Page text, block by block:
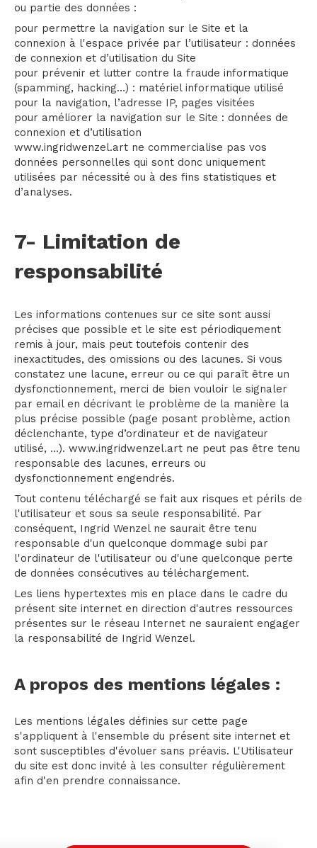
ou partie des données :
pour permettre la navigation sur le Site et la
connexion à l'espace privée par l’utilisateur : données
de connexion et d’utilisation du Site
pour prévenir et lutter contre la fraude informatique
(spamming, hacking…) : matériel informatique utilisé
pour la navigation, l’adresse IP, pages visitées
pour améliorer la navigation sur le Site : données de
connexion et d’utilisation
www.ingridwenzel.art ne commercialise pas vos
données personnelles qui sont donc uniquement
utilisées par nécessité ou à des fins statistiques et
d’analyses.
7- Limitation de
responsabilité
Les informations contenues sur ce site sont aussi
précises que possible et le site est périodiquement
remis à jour, mais peut toutefois contenir des
inexactitudes, des omissions ou des lacunes. Si vous
constatez une lacune, erreur ou ce qui paraît être un
dysfonctionnement, merci de bien vouloir le signaler
par email en décrivant le problème de la manière la
plus précise possible (page posant problème, action
déclenchante, type d’ordinateur et de navigateur
utilisé, …). www.ingridwenzel.art ne peut pas être tenu
responsable des lacunes, erreurs ou
dysfonctionnement engendrés.
Tout contenu téléchargé se fait aux risques et périls de
l'utilisateur et sous sa seule responsabilité. Par
conséquent, Ingrid Wenzel ne saurait être tenu
responsable d'un quelconque dommage subi par
l'ordinateur de l'utilisateur ou d'une quelconque perte
de données consécutives au téléchargement.
Les liens hypertextes mis en place dans le cadre du
présent site internet en direction d'autres ressources
présentes sur le réseau Internet ne sauraient engager
la responsabilité de Ingrid Wenzel.
A propos des mentions légales :
Les mentions légales définies sur cette page
s'appliquent à l'ensemble du présent site internet et
sont susceptibles d'évoluer sans préavis. L'Utilisateur
du site est donc invité à les consulter régulièrement
afin d'en prendre connaissance.